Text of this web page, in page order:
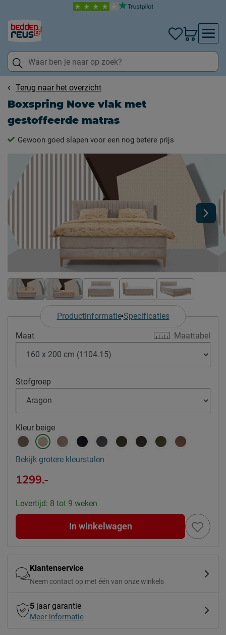
Terug naar het overzicht
Boxspring Nove vlak met
gestoffeerde matras
Gewoon goed slapen voor een nog betere prijs
Productinformatie Specificaties
Maattabel
Maat
Stofgroep
Kleur beige
Bekijk grotere kleurstalen
1299.-
Levertijd: 8 tot 9 weken
In winkelwagen
Klantenservice
Neem contact op met één van onze winkels
5 jaar garantie
Meer informatie